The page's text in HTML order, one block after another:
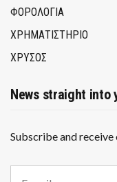
ΦΟΡΟΛΟΓΙΑ
ΧΡΗΜΑΤΙΣΤΗΡΙΟ
ΧΡΥΣΟΣ
News straight into
Subscribe and